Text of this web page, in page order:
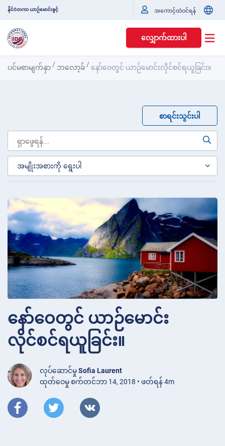
နိုင်ငံတကာ ယာဉ်မောင်းခွင့် အကောင့်ထဲဝင်ရန်
လျှောက်ထားပါ
ပင်မစာမျက်နှာ / ဘလော့ခ် / နော်ဝေတွင် ယာဉ်မောင်းလိုင်စင်ရယူခြင်း။
စာရင်းသွင်းပါ
နော်ဝေတွင် ယာဉ်မောင်း
လိုင်စင်ရယူခြင်း။
လုပ်ဆောင်မှုSofia Laurent
ထုတ်ဝေမှု စက်တင်ဘာ 14, 2018 • ဖတ်ရန် 4m